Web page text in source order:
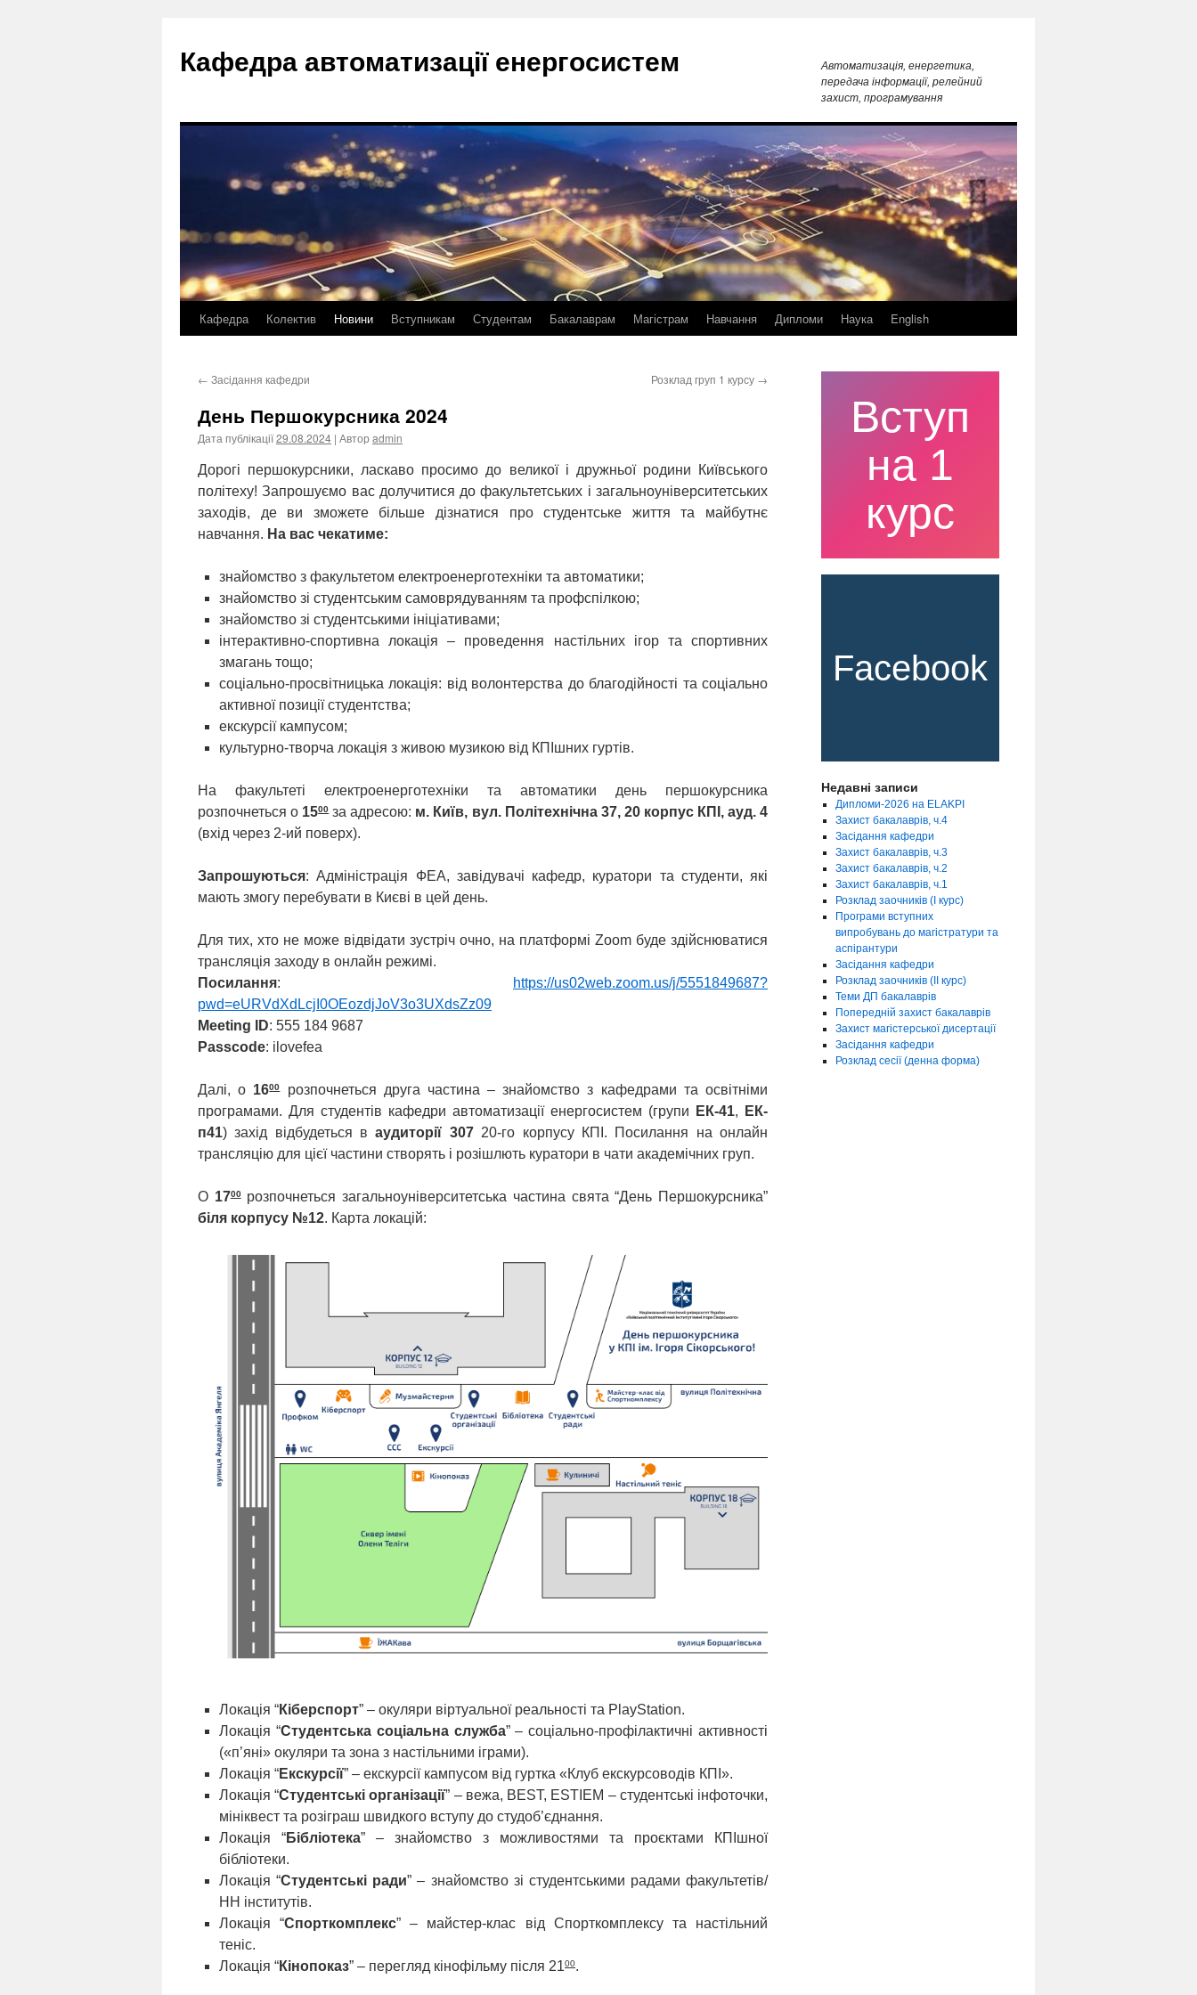
вмісту
Кафедра автоматизації енергосистем
Автоматизація, енергетика,
передача інформації, релейний
захист, програмування
Кафедра Колектив Новини Вступникам Студентам Бакалаврам Магістрам Навчання Дипломи Наука English
← Засідання кафедри Розклад груп 1 курсу →
День Першокурсника 2024
Дата публікації29.08.2024 | Автор admin
Дорогі першокурсники, ласкаво просимо до великої і дружньої родини Київського
політеху! Запрошуємо вас долучитися до факультетських і загальноуніверситетських
заходів, де ви зможете більше дізнатися про студентське життя та майбутнє
навчання. На вас чекатиме:
знайомство з факультетом електроенерготехніки та автоматики;
знайомство зі студентським самоврядуванням та профспілкою;
знайомство зі студентськими ініціативами;
інтерактивно-спортивна локація – проведення настільних ігор та спортивних
змагань тощо;
соціально-просвітницька локація: від волонтерства до благодійності та соціально
активної позиції студентства;
екскурсії кампусом;
культурно-творча локація з живою музикою від КПІшних гуртів.
На факультеті електроенерготехніки та автоматики день першокурсника
розпочнеться о 1500за адресою: м. Київ, вул. Політехнічна 37, 20 корпус КПІ, ауд. 4
(вхід через 2-ий поверх).
Запрошуються: Адміністрація ФЕА, завідувачі кафедр, куратори та студенти, які
мають змогу перебувати в Києві в цей день.
Для тих, хто не може відвідати зустріч очно, на платформі Zoom буде здійснюватися
трансляція заходу в онлайн режимі.
Посилання:
https://us02web.zoom.us/j/5551849687?
pwd=eURVdXdLcjI0OEozdjJoV3o3UXdsZz09
Meeting ID: 555 184 9687
Passcode: ilovefea
Далі, о 1600розпочнеться друга частина – знайомство з кафедрами та освітніми
програмами. Для студентів кафедри автоматизації енергосистем (групи
ЕК-41,
ЕК-
п41) захід відбудеться ваудиторії 30720-го корпусу КПІ. Посилання на онлайн
трансляцію для цієї частини створять і розішлють куратори в чати академічних груп.
О 1700розпочнеться загальноуніверситетська частина свята “День Першокурсника”
біля корпусу №12. Карта локацій:
Локація “Кіберспорт” – окуляри віртуальної реальності та PlayStation.
Локація “Студентська соціальна служба” – соціально-профілактичні активності
(«п’яні» окуляри та зона з настільними іграми).
Локація “Екскурсії” – екскурсії кампусом від гуртка «Клуб екскурсоводів КПІ».
Локація “Студентські організації” – вежа, BEST, ESTIEM – студентські інфоточки,
мініквест та розіграш швидкого вступу до студоб’єднання.
Локація “Бібліотека” – знайомство з можливостями та проєктами КПІшної
бібліотеки.
Локація “Студентські ради” – знайомство зі студентськими радами факультетів/
НН інститутів.
Локація “Спорткомплекс” – майстер-клас від Спорткомплексу та настільний
теніс.
Локація “Кінопоказ” – перегляд кінофільму після 2100.
Вступ
на 1
курс
Facebook
Недавні записи
Дипломи-2026 на ELAKPI
Захист бакалаврів, ч.4
Засідання кафедри
Захист бакалаврів, ч.3
Захист бакалаврів, ч.2
Захист бакалаврів, ч.1
Розклад заочників (І курс)
Програми вступних
випробувань до магістратури та
аспірантури
Засідання кафедри
Розклад заочників (ІІ курс)
Теми ДП бакалаврів
Попередній захист бакалаврів
Захист магістерської дисертації
Засідання кафедри
Розклад сесії (денна форма)